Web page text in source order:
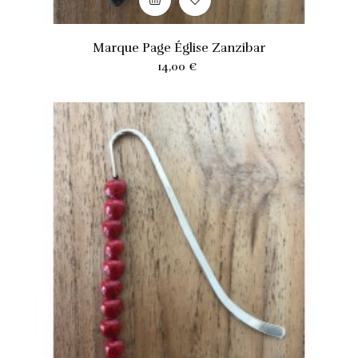
Marque Page Église Zanzibar
Prix
14,00 €